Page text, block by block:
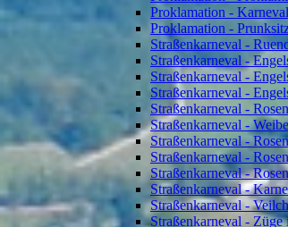
Proklamation -
Proklamation -
Straßenkarneval -
Straßenkarneval -
Straßenkarneval -
Straßenkarneval -
Straßenkarneval -
Straßenkarneval -
Straßenkarneval -
Straßenkarneval -
Straßenkarneval -
Straßenkarneval -
Straßenkarneval -
Straßenkarneval -